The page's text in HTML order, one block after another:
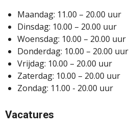
Maandag: 11.00 – 20.00 uur
Dinsdag: 10.00 – 20.00 uur
Woensdag: 10.00 – 20.00 uur
Donderdag: 10.00 – 20.00 uur
Vrijdag: 10.00 – 20.00 uur
Zaterdag: 10.00 – 20.00 uur
Zondag: 11.00 - 20.00 uur
Vacatures